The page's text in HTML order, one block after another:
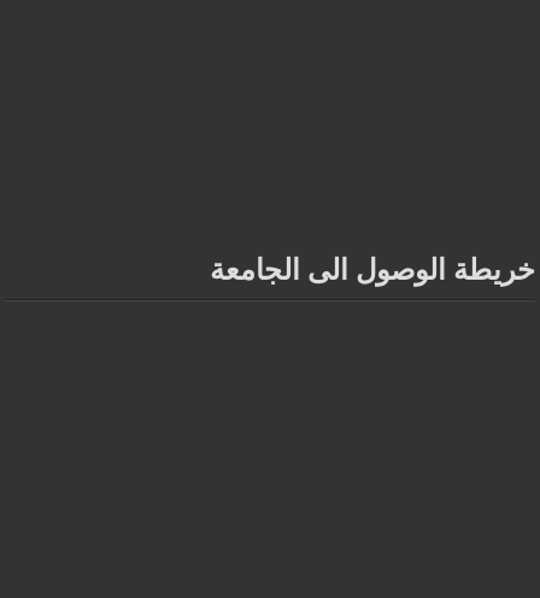
خريطة الوصول الى الجامعة